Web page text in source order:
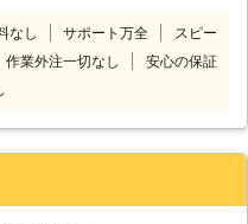
専門のパソコン修理店です。
ほしいパソコンを送っていた
すぐに対応いたします。全国
問題ありません！安心してパ
金設定になっております。必
なし サポート万全
スピー
作業外注一切なし
安心の保証